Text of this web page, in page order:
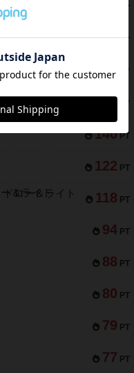
PT
212 PT
154 PT
152 PT
140 PT
122 PT
118 PT
ロー＆ライト
94 PT
88 PT
80 PT
79 PT
77 PT